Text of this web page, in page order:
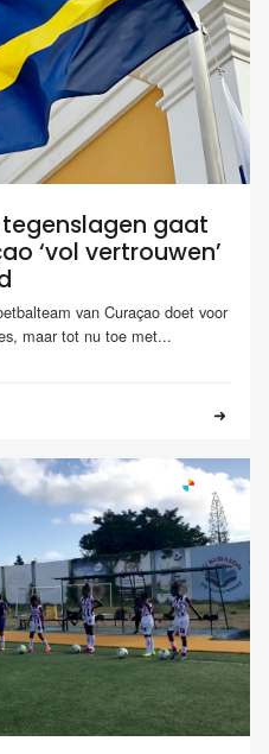
gaat
‘vol vertrouwen’
van Curaçao doet voor
maar tot nu toe met...